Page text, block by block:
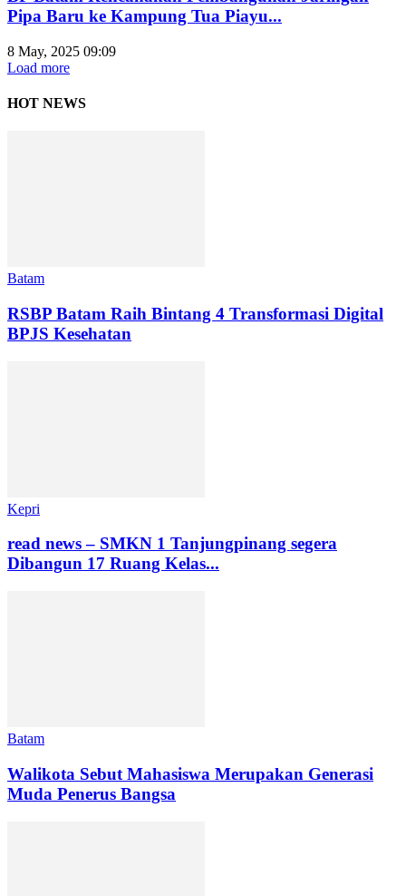
Pipa Baru ke Kampung Tua Piayu...
8 May, 2025 09:09
Load more
HOT NEWS
Batam
RSBP Batam Raih Bintang 4 Transformasi Digital
BPJS Kesehatan
Kepri
read news – SMKN 1 Tanjungpinang segera
Dibangun 17 Ruang Kelas...
Batam
Walikota Sebut Mahasiswa Merupakan Generasi
Muda Penerus Bangsa